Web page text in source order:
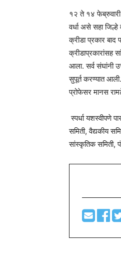
१२ ते १४ फेब्रुवारी
वर्धा असे सहा
क्रीडा प्रकार
क्रीडाप्रकारांसह
आला. सर्व संघांनी
सुपूर्त करण्यात आली.
प्रोफेसर मानस
स्पर्धा यशस्वीपणे
समिती, वैद्यकीय
सांस्कृतिक समिती,